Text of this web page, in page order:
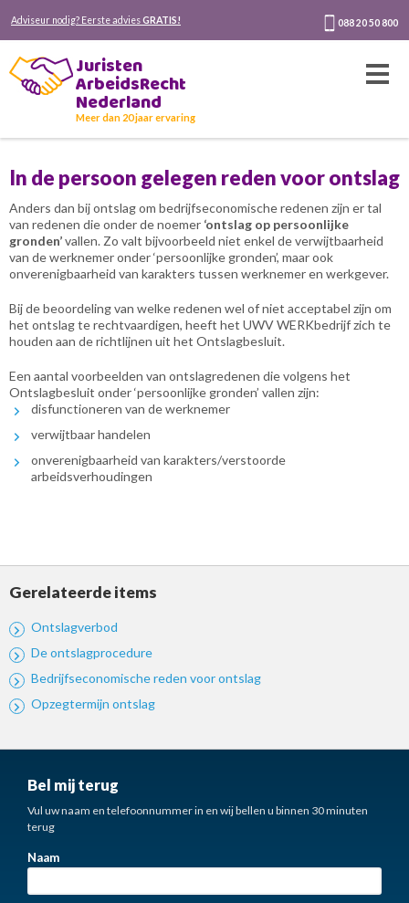
Adviseur nodig? Eerste adviesGRATIS! 088 20 50 800
Juristen
ArbeidsRecht
Nederland
Meer dan 20 jaar ervaring
In de persoon gelegen reden voor ontslag
Anders dan bij ontslag om bedrijfseconomische redenen zijn er tal
van redenen die onder de noemer ‘ontslag op persoonlijke
gronden’vallen. Zo valt bijvoorbeeld niet enkel de verwijtbaarheid
van de werknemer onder ‘persoonlijke gronden’, maar ook
onverenigbaarheid van karakters tussen werknemer en werkgever.
Bij de beoordeling van welke redenen wel of niet acceptabel zijn om
het ontslag te rechtvaardigen, heeft het UWV WERKbedrijf zich te
houden aan de richtlijnen uit het Ontslagbesluit.
Een aantal voorbeelden van ontslagredenen die volgens het
Ontslagbesluit onder ‘persoonlijke gronden’ vallen zijn:
disfunctioneren van de werknemer
verwijtbaar handelen
onverenigbaarheid van karakters/verstoorde
arbeidsverhoudingen
Gerelateerde items
Ontslagverbod
De ontslagprocedure
Bedrijfseconomische reden voor ontslag
Opzegtermijn ontslag
Bel mij terug
Vul uw naam en telefoonnummer in en wij bellen u binnen 30 minuten
terug
Naam